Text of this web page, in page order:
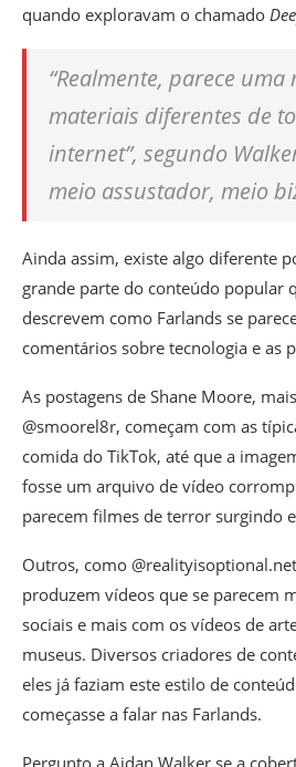
quando exploravam o chamado
“Realmente, parece uma
materiais diferentes de
internet”, segundo
meio assustador, meio
Ainda assim, existe algo diferente
grande parte do conteúdo popular
descrevem como Farlands se
comentários sobre tecnologia e as
As postagens de Shane Moore,
@smoorel8r, começam com as
comida do TikTok, até que a
fosse um arquivo de vídeo
parecem filmes de terror surgindo
Outros, como
produzem vídeos que se parecem
sociais e mais com os vídeos de
museus. Diversos criadores de
eles já faziam este estilo de
começasse a falar nas Farlands.
Pergunto a Aidan Walker se a